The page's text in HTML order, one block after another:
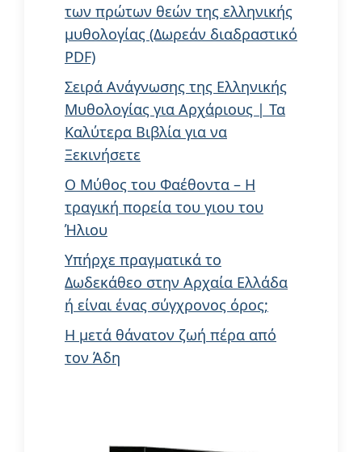
των πρώτων θεών της ελληνικής
μυθολογίας (Δωρεάν διαδραστικό
PDF)
Σειρά Ανάγνωσης της Ελληνικής
Μυθολογίας για Αρχάριους | Τα
Καλύτερα Βιβλία για να
Ξεκινήσετε
Ο Μύθος του Φαέθοντα – Η
τραγική πορεία του γιου του
Ήλιου
Υπήρχε πραγματικά το
Δωδεκάθεο στην Αρχαία Ελλάδα
ή είναι ένας σύγχρονος όρος;
Η μετά θάνατον ζωή πέρα από
τον Άδη